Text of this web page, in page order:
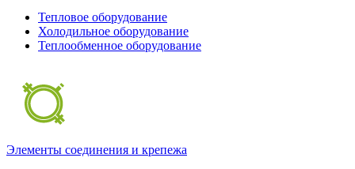
Тепловое оборудование
Холодильное оборудование
Теплообменное оборудование
Элементы соединения и крепежа